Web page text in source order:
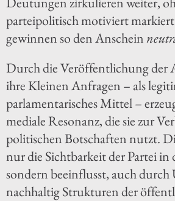
parteipolitisch motiviert
gewinnen so den Anschein
Durch die Veröffentlichung der
ihre Kleinen Anfragen – als
parlamentarisches Mittel –
mediale Resonanz, die sie zur
politischen Botschaften nutzt.
nur die Sichtbarkeit der Partei
sondern beeinflusst, auch
nachhaltig Strukturen der